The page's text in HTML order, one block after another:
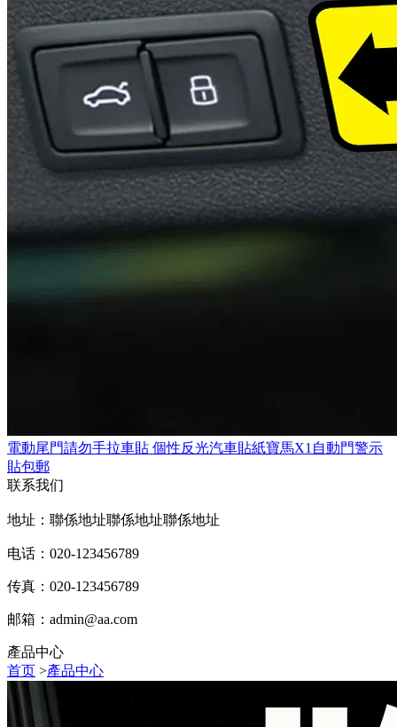
電動尾門請勿手拉車貼 個性反光汽車貼紙寶馬X1自動門警示
貼包郵
联系我们
地址：聯係地址聯係地址聯係地址
电话：020-123456789
传真：020-123456789
邮箱： admin@aa.com
產品中心
首页 >產品中心